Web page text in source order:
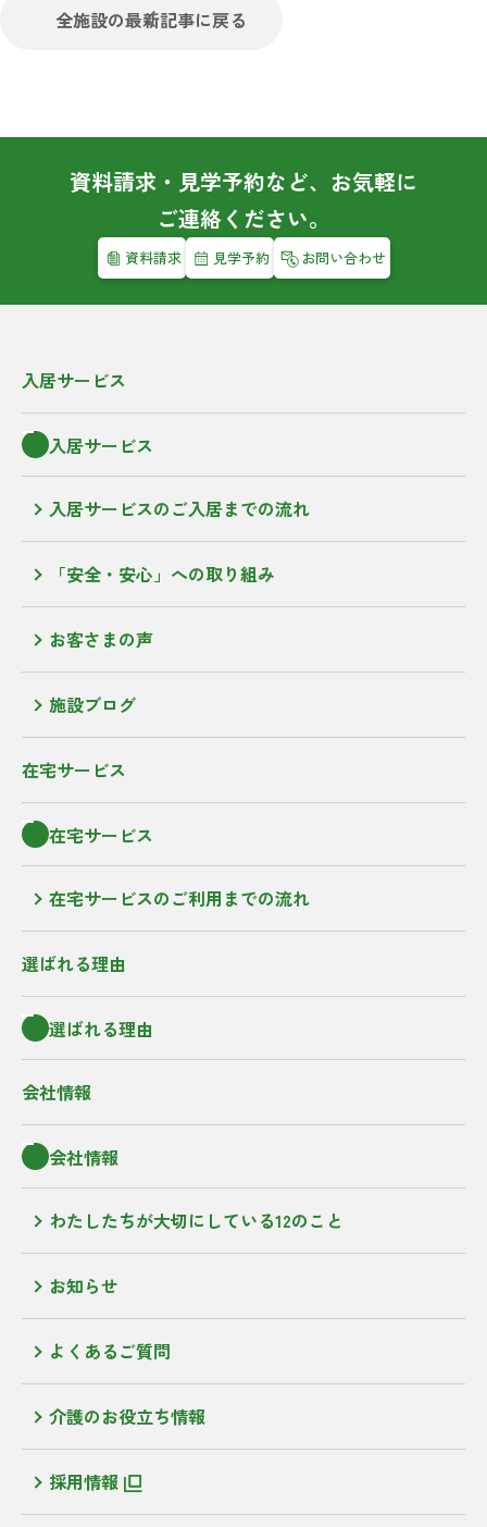
全施設の最新記事に戻る
資料請求・見学予約など、お気軽に
ご連絡ください。
資料請求 見学予約 お問い合わせ
入居サービス
入居サービス
入居サービスのご入居までの流れ
「安全・安心」への取り組み
お客さまの声
施設ブログ
在宅サービス
在宅サービス
在宅サービスのご利用までの流れ
選ばれる理由
選ばれる理由
会社情報
会社情報
わたしたちが大切にしている12のこと
お知らせ
よくあるご質問
介護のお役立ち情報
採用情報